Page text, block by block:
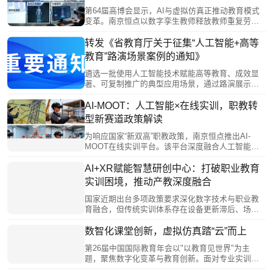
第64届高博会显示，AI与虚拟仿真正推动教育模式
变革。南京恒点以数字孪生教师释放教师重复劳
理”双空间，闭环满足“学、练、导、评、探”需求，
并借助MR虚实联动与数据驱动生成个性画像。这一
实践印证了从理念到落地的转化，成为产教融合与
高技能人才培养的风向标。
转发《省教育厅关于征集“人工智能+高等
教育”路演场景案例的通知》
遴选一批使用人工智能技术赋能高等教育、成效显
著、可复制推广的典型应用场景，通过路演展示、
能赋能我省高等教育改革发展。
AI-MOOT：人工智能×在线实训，职教转
型新赛道政策解读
为响应国家“新双高”职教政策，南京恒点推出AI-
MOOT在线实训平台。该平台深度融合人工智能与
设计实训项目等功能，破解传统教育困境。其核心
“三谱一库”体系，构建了从岗位需求到能力培养与实
践训练的完整闭环，并确保与国家级平台互通，旨
在赋能职业教育高质量、个性化发展，培养符合时
代需求的创新型人才。
AI+XR赋能智慧研创中心：打破职业教育
实训困境，推动产教深度融合
国家近期出台多项政策要求深化数字技术与职业教
育融合，但传统实训体系存在设备更新滞后、场景
创中心通过构建“云—边—端”技术架构，赋能教师数
同，形成“技术—教学—产业”闭环生态。该模式通过
虚拟仿真、能力画像等技术手段，有效解决了传统
数智化课堂创新，虚拟仿真踏“云”而上
第26届中国国际教育年会以"以教育见世界"为主
题，聚焦数字化变革与教育创新。面对专业实训高